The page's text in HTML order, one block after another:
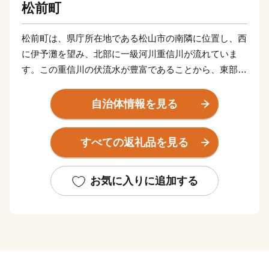
松前町
松前町は、県庁所在地である松山市の南隣に位置し、西
に伊予灘を望み、北部に一級河川重信川が流れていま
す。この重信川の伏流水が豊富であることから、東部で
業地帯が形成され、のどかな田園風景が広がり、湧水を
利用した美しい親水公園も点在しています。
また、松山空港や高速道路のインターチェンジなど主要
交通拠点にアクセスがよく、都市と自然が調和する暮ら
自治体情報を見る
すべての返礼品を見る
お気に入りに追加する